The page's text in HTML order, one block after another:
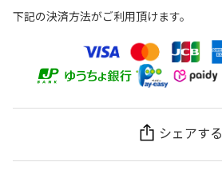
下記の決済方法がご利用頂けます。
シェアする